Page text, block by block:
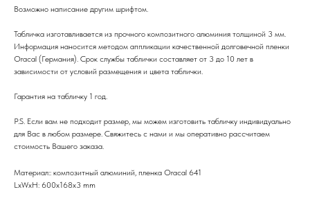
Возможно написание другим шрифтом.
Табличка изготавливается из прочного композитного алюминия толщиной 3 мм.
Информация наносится методом аппликации качественной долговечной пленки
Oracal (Германия). Срок службы таблички составляет от 3 до 10 лет в
зависимости от условий размещения и цвета таблички.
Гарантия на табличку 1 год.
P.S. Если вам не подходит размер, мы можем изготовить табличку индивидуально
для Вас в любом размере. Свяжитесь с нами и мы оперативно рассчитаем
стоимость Вашего заказа.
Материал:: композитный алюминий, пленка Oracal 641
LxWxH: 600x168x3 mm